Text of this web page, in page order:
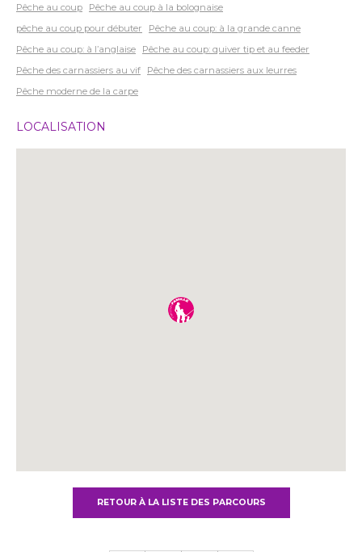
Pêche au coup
Pêche au coup à la bolognaise
pêche au coup pour débuter
Pêche au coup: à la grande canne
Pêche au coup: à l’anglaise
Pêche au coup: quiver tip et au feeder
Pêche des carnassiers au vif
Pêche des carnassiers aux leurres
Pêche moderne de la carpe
LOCALISATION
RETOUR À LA LISTE DES PARCOURS